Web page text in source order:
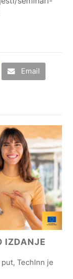
Email
IZDANJE
TechInn je